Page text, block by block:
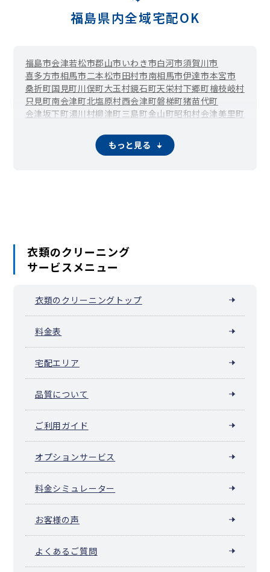
福島県内全域宅配OK
福島市会津若松市郡山市 いわき市白河市須賀川市
喜多方市相馬市 二本松市田村市南相馬市伊達市本宮市
桑折町国見町川俣町大玉村鏡石町天栄村下郷町檜枝岐村
只見町南会津町北塩原村西会津町磐梯町猪苗代町
会津坂下町湯川村柳津町 三島町金山町昭和村会津美里町
平田村古殿町三春町小野町
大熊町 双葉町浪江町 葛尾村
もっと見る
衣類のクリーニング
サービスメニュー
衣類のクリーニングトップ
料金表
宅配エリア
品質について
ご利用ガイド
オプションサービス
料金シミュレーター
お客様の声
よくあるご質問